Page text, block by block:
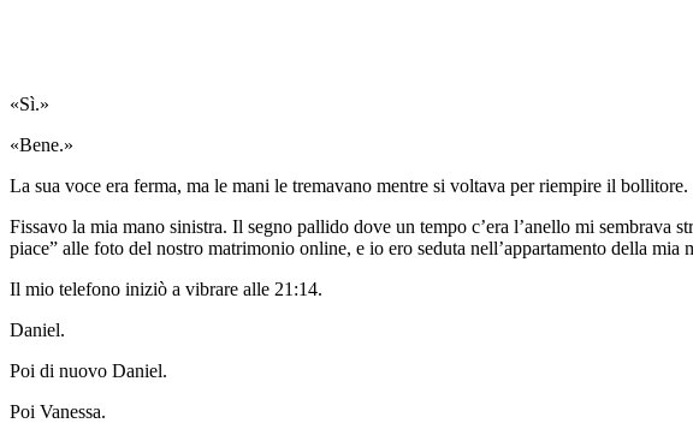
«Sì.»
«Bene.»
La sua voce era ferma, ma le mani le tremavano mentre si voltava per riempire il bollitore.
Fissavo la mia mano sinistra. Il segno pallido dove un tempo c’era l’anello mi
piace” alle foto del nostro matrimonio online, e io ero seduta nell’appartamento della
Il mio telefono iniziò a vibrare alle 21:14.
Daniel.
Poi di nuovo Daniel.
Poi Vanessa.